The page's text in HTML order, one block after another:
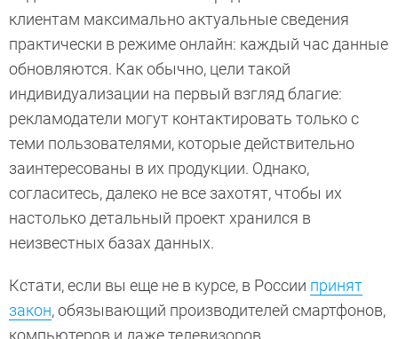
клиентам максимально актуальные сведения
практически в режиме онлайн: каждый час данные
обновляются. Как обычно, цели такой
индивидуализации на первый взгляд благие:
рекламодатели могут контактировать только с
теми пользователями, которые действительно
заинтересованы в их продукции. Однако,
согласитесь, далеко не все захотят, чтобы их
настолько детальный проект хранился в
неизвестных базах данных.
Кстати, если вы еще не в курсе, в России принят
закон, обязывающий производителей смартфонов,
компьютеров и даже телевизоров